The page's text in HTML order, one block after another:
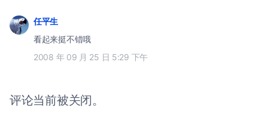
任平生
看起来挺不错哦
2008 年 09 月 25 日 5:29 下午
评论当前被关闭。